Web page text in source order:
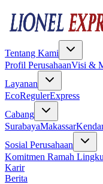
Tentang Kami
Profil PerusahaanVisi &
Layanan
EcoRegulerExpress
Cabang
SurabayaMakassar
Sosial Perusahaan
Komitmen Ramah
Karir
Berita